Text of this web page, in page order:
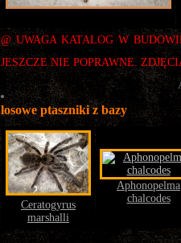
@ UWAGA KATALOG W
JESZCZE NIE POPRAWNE.
losowe ptaszniki z bazy
Ceratogyrus
marshalli
Aphonopelma
chalcodes